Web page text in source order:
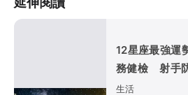
12星座最強運
務健檢 射手
巨蟹職場入佳境
生活